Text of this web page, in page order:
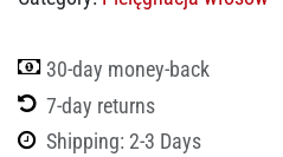
30-day money-back
7-day returns
Shipping: 2-3 Days